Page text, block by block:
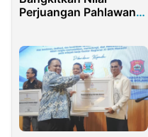
Perjuangan Pahlawan